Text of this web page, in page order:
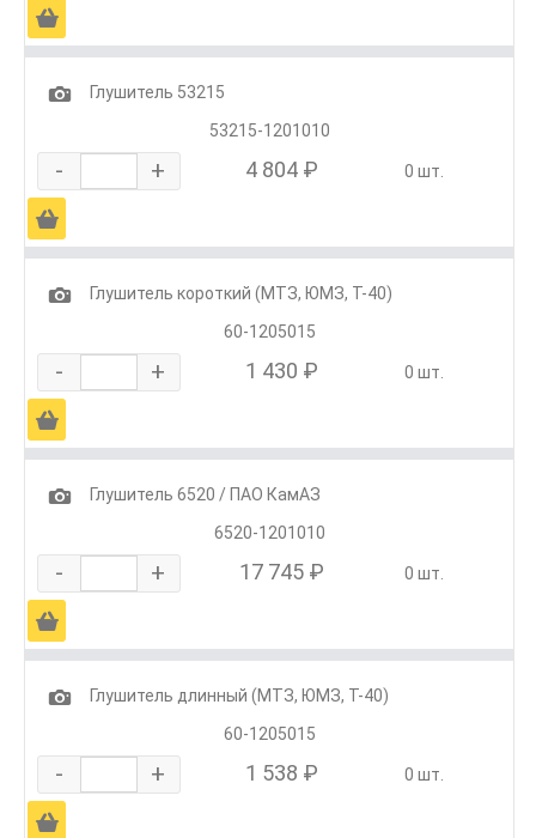
Ä
1
Глушитель 53215
53215-1201010
- + 4 804 ₽ 0 шт.
Ä
1
Глушитель короткий (МТЗ, ЮМЗ, Т-40)
60-1205015
- + 1 430 ₽ 0 шт.
Ä
1
Глушитель 6520 / ПАО КамАЗ
6520-1201010
- + 17 745 ₽ 0 шт.
Ä
1
Глушитель длинный (МТЗ, ЮМЗ, Т-40)
60-1205015
- + 1 538 ₽ 0 шт.
Ä